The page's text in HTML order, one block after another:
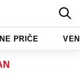
PRIČE